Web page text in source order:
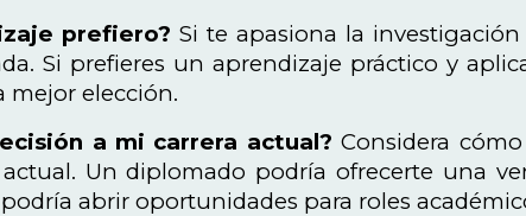
prefiero? Si te apasiona la
Si prefieres un aprendizaje práctico y
mejor elección.
a mi carrera actual? Considera
Un diplomado podría ofrecerte una
abrir oportunidades para roles